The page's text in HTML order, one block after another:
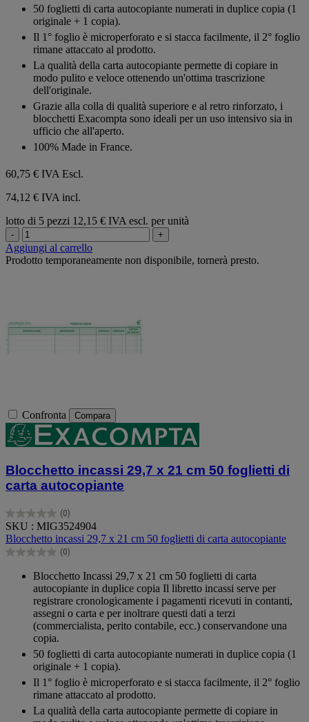
50 foglietti di carta autocopiante numerati in duplice copia (1
originale + 1 copia).
Il 1° foglio è microperforato e si stacca facilmente, il 2° foglio
rimane attaccato al prodotto.
La qualità della carta autocopiante permette di copiare in
modo pulito e veloce ottenendo un'ottima trascrizione
dell'originale.
Grazie alla colla di qualità superiore e al retro rinforzato, i
blocchetti Exacompta sono ideali per un uso intensivo sia in
ufficio che all'aperto.
100% Made in France.
60,75 € IVA Escl.
74,12 € IVA incl.
lotto di 5 pezzi 12,15 € IVA escl. per unità
- +
Aggiungi al carrello
Prodotto temporaneamente non disponibile, tornerà presto.
Confronta Compara
Blocchetto incassi 29,7 x 21 cm 50 foglietti di
carta autocopiante
(0)
0.0
su
5
stelle.
SKU : MIG3524904
Blocchetto incassi 29,7 x 21 cm 50 foglietti di carta autocopiante
(0)
0.0
Blocchetto Incassi 29,7 x 21 cm 50 foglietti di carta
autocopiante in duplice copia Il libretto incassi serve per
registrare cronologicamente i pagamenti ricevuti in contanti,
assegni o carta e per inoltrare questi dati a terzi
(commercialista, perito contabile, ecc.) conservandone una
copia.
50 foglietti di carta autocopiante numerati in duplice copia (1
originale + 1 copia).
Il 1° foglio è microperforato e si stacca facilmente, il 2° foglio
rimane attaccato al prodotto.
La qualità della carta autocopiante permette di copiare in